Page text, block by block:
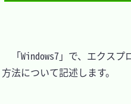
「Windows7」で、エクス
方法について記述します。